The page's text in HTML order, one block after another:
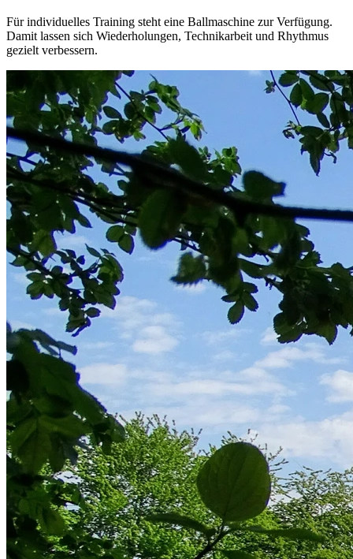
Für individuelles Training steht eine Ballmaschine zur Verfügung.
Damit lassen sich Wiederholungen, Technikarbeit und Rhythmus
gezielt verbessern.